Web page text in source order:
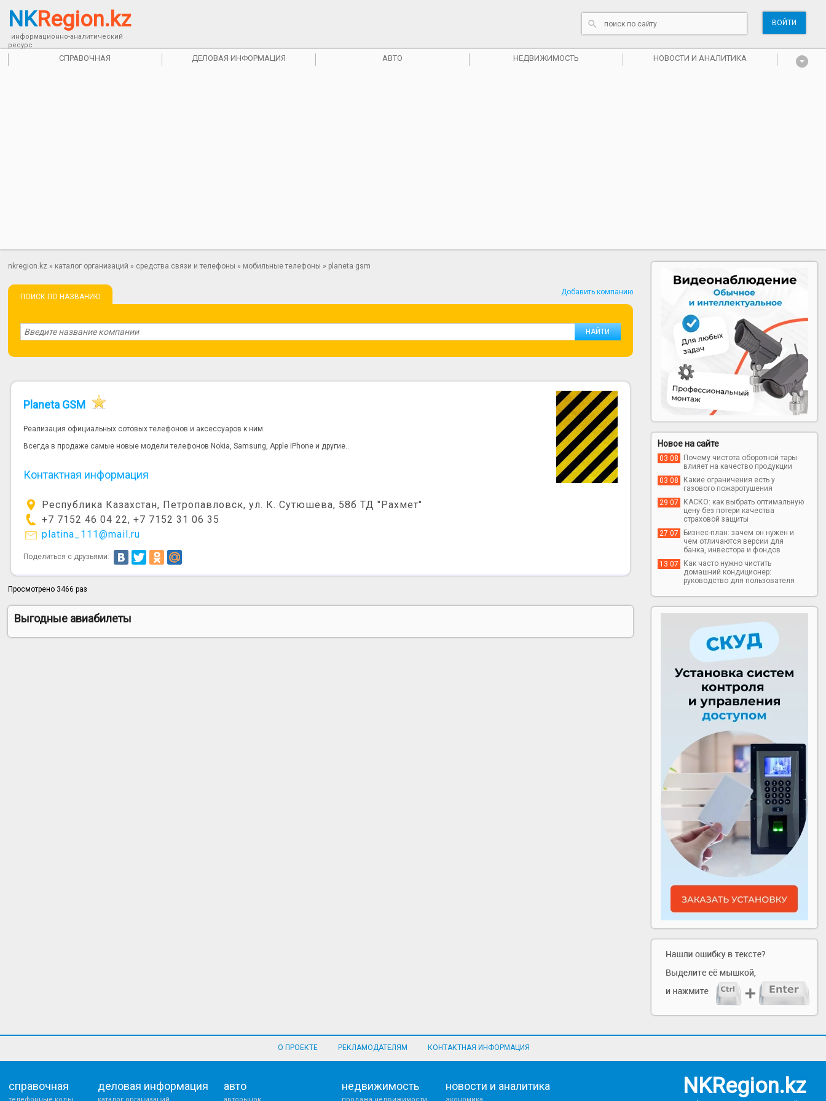
NKRegion.kz
информационно-аналитический
ресурс
ВОЙТИ
СПРАВОЧНАЯ ДЕЛОВАЯ ИНФОРМАЦИЯ АВТО НЕДВИЖИМОСТЬ НОВОСТИ И АНАЛИТИКА
nkregion.kz » каталог организаций » средства связи и телефоны » мобильные телефоны » planeta gsm
ПОИСК ПО НАЗВАНИЮ
Добавить компанию
Planeta GSM
Реализация официальных сотовых телефонов и аксессуаров к ним.
Всегда в продаже самые новые модели телефонов Nokia, Samsung, Apple iPhone и другие..
Контактная информация
Республика Казахстан, Петропавловск, ул. К. Сутюшева, 58б ТД "Рахмет"
+7 7152 46 04 22, +7 7152 31 06 35
platina_111@mail.ru
Поделиться с друзьями:
Просмотрено 3466 раз
Выгодные авиабилеты
Новое на сайте
03 08
Почему чистота оборотной тары
влияет на качество продукции
03 08
Какие ограничения есть у
газового пожаротушения
29 07
КАСКО: как выбрать оптимальную
цену без потери качества
страховой защиты
27 07
Бизнес-план: зачем он нужен и
чем отличаются версии для
банка, инвестора и фондов
13 07
Как часто нужно чистить
домашний кондиционер:
руководство для пользователя
О ПРОЕКТЕ РЕКЛАМОДАТЕЛЯМ КОНТАКТНАЯ ИНФОРМАЦИЯ
справочная деловая информация авто недвижимость новости и аналитика NKRegion.kz